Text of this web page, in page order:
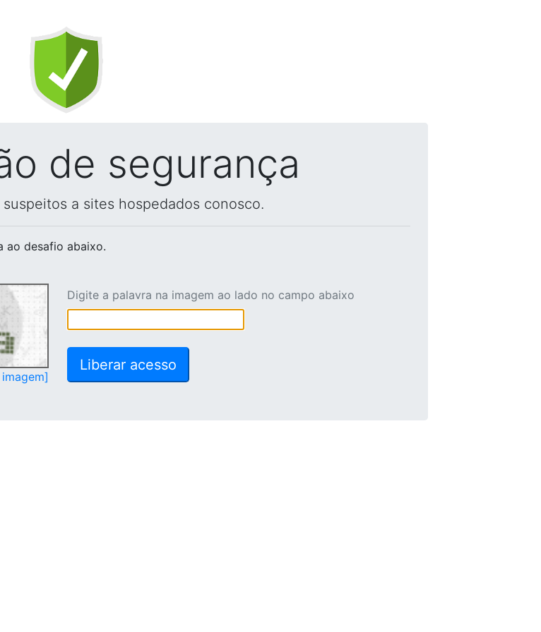
de segurança
a sites hospedados conosco.
ao desafio abaixo.
Digite a palavra na imagem ao lado no campo abaixo